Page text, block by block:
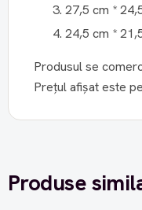
27,5 cm *
24,5 cm *
Produsul se
Prețul afișat este
Produse